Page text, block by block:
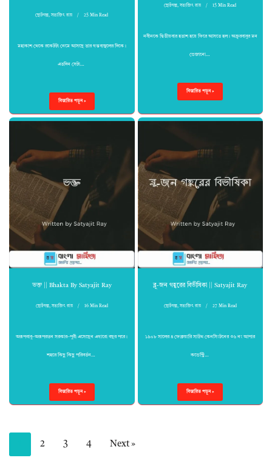
ছোটগল্প,সত্যজিৎ রায় 25 Min Read
মহাকাশ থেকে রকেটটা নেমে আসছে তার গন্তব্যস্থলের দিকে।
এতদিন সেটা…
বিস্তারিত পড়ুন »
ছোটগল্প,সত্যজিৎ রায় 15 Min Read
নবীনকে দ্বিতীয়বার হতাশ হয়ে ফিরে আসতে হল। অক্রূরবাবুর মন
ভেজানো…
বিস্তারিত পড়ুন »
ভক্ত || Bhakta By Satyajit Ray
ছোটগল্প, সত্যজিৎ রায় 16 Min Read
অরূপবাবু–অরূপরতন সরকার–পুরী এসেছেন এগারো বছর পরে।
শহরে কিছু কিছু পরিবর্তন…
বিস্তারিত পড়ুন »
ব্লু-জন গহ্বরের বিভীষিকা || Satyajit Ray
ছোটগল্প, সত্যজিৎ রায় 27 Min Read
১৯০৮ সালের ৪ ফেব্রুয়ারি সাউথ কেনসিংটনের ৩৬ নং আপার
কভেন্ট্রি…
বিস্তারিত পড়ুন »
2 3 4 Next »